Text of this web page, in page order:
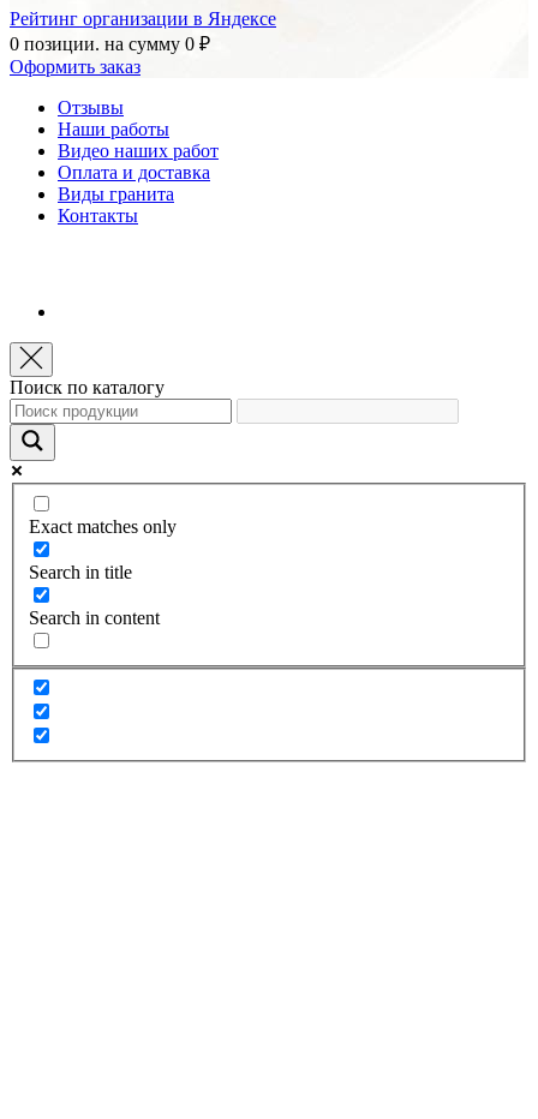
Рейтинг организации в Яндексе
0 позиции. на сумму 0 ₽
Оформить заказ
Отзывы
Наши работы
Видео наших работ
Оплата и доставка
Виды гранита
Контакты
Поиск по каталогу
Exact matches only
Search in title
Search in content